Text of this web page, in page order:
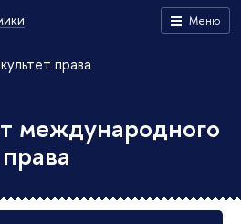
Меню
права
международного
права